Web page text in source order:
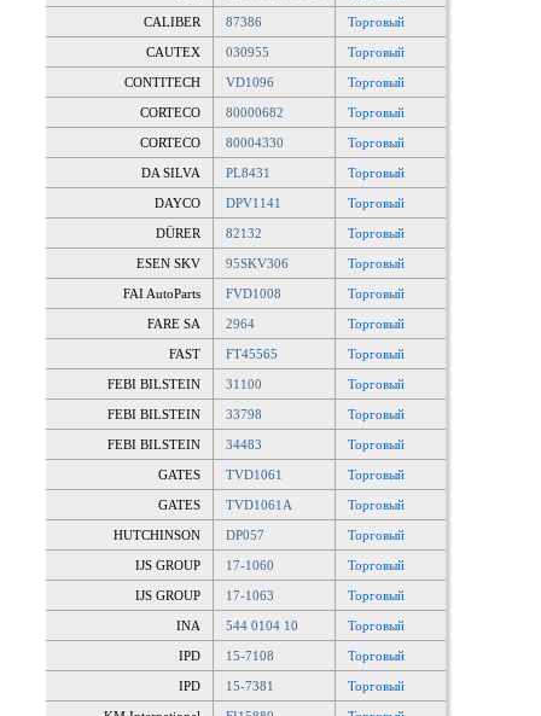
CALIBER 87386 Торговый
CAUTEX 030955 Торговый
CONTITECH VD1096 Торговый
CORTECO 80000682 Торговый
CORTECO 80004330 Торговый
DA SILVA PL8431 Торговый
DAYCO DPV1141 Торговый
DÜRER 82132 Торговый
ESEN SKV 95SKV306 Торговый
FAI AutoParts FVD1008 Торговый
FARE SA 2964 Торговый
FAST FT45565 Торговый
FEBI BILSTEIN 31100 Торговый
FEBI BILSTEIN 33798 Торговый
FEBI BILSTEIN 34483 Торговый
GATES TVD1061 Торговый
GATES TVD1061A Торговый
HUTCHINSON DP057 Торговый
IJS GROUP 17-1060 Торговый
IJS GROUP 17-1063 Торговый
INA 544 0104 10 Торговый
IPD 15-7108 Торговый
IPD 15-7381 Торговый